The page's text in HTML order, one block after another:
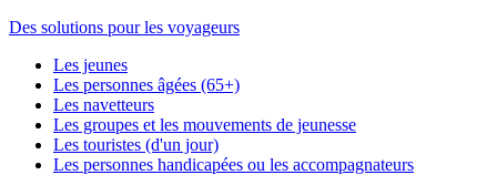
Des solutions pour les voyageurs
Les jeunes
Les personnes âgées (65+)
Les navetteurs
Les groupes et les mouvements de jeunesse
Les touristes (d'un jour)
Les personnes handicapées ou les accompagnateurs